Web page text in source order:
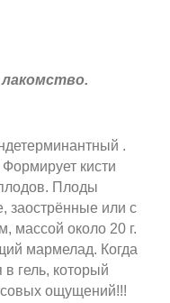
.
кисти
Плоды
заострённые или с
массой около 20 г.
мармелад. Когда
гель, который
ощущений!!!